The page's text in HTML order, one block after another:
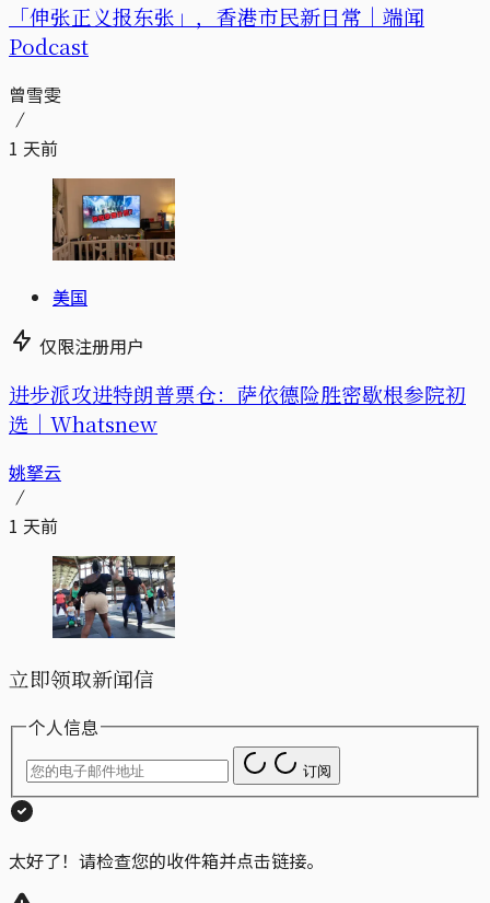
「伸张正义报东张」，香港市民新日常｜端闻
Podcast
曾雪雯
1 天前
美国
仅限注册用户
进步派攻进特朗普票仓：萨依德险胜密歇根参院初
选｜Whatsnew
姚拏云
1 天前
立即领取新闻信
个人信息
订阅
太好了！请检查您的收件箱并点击链接。